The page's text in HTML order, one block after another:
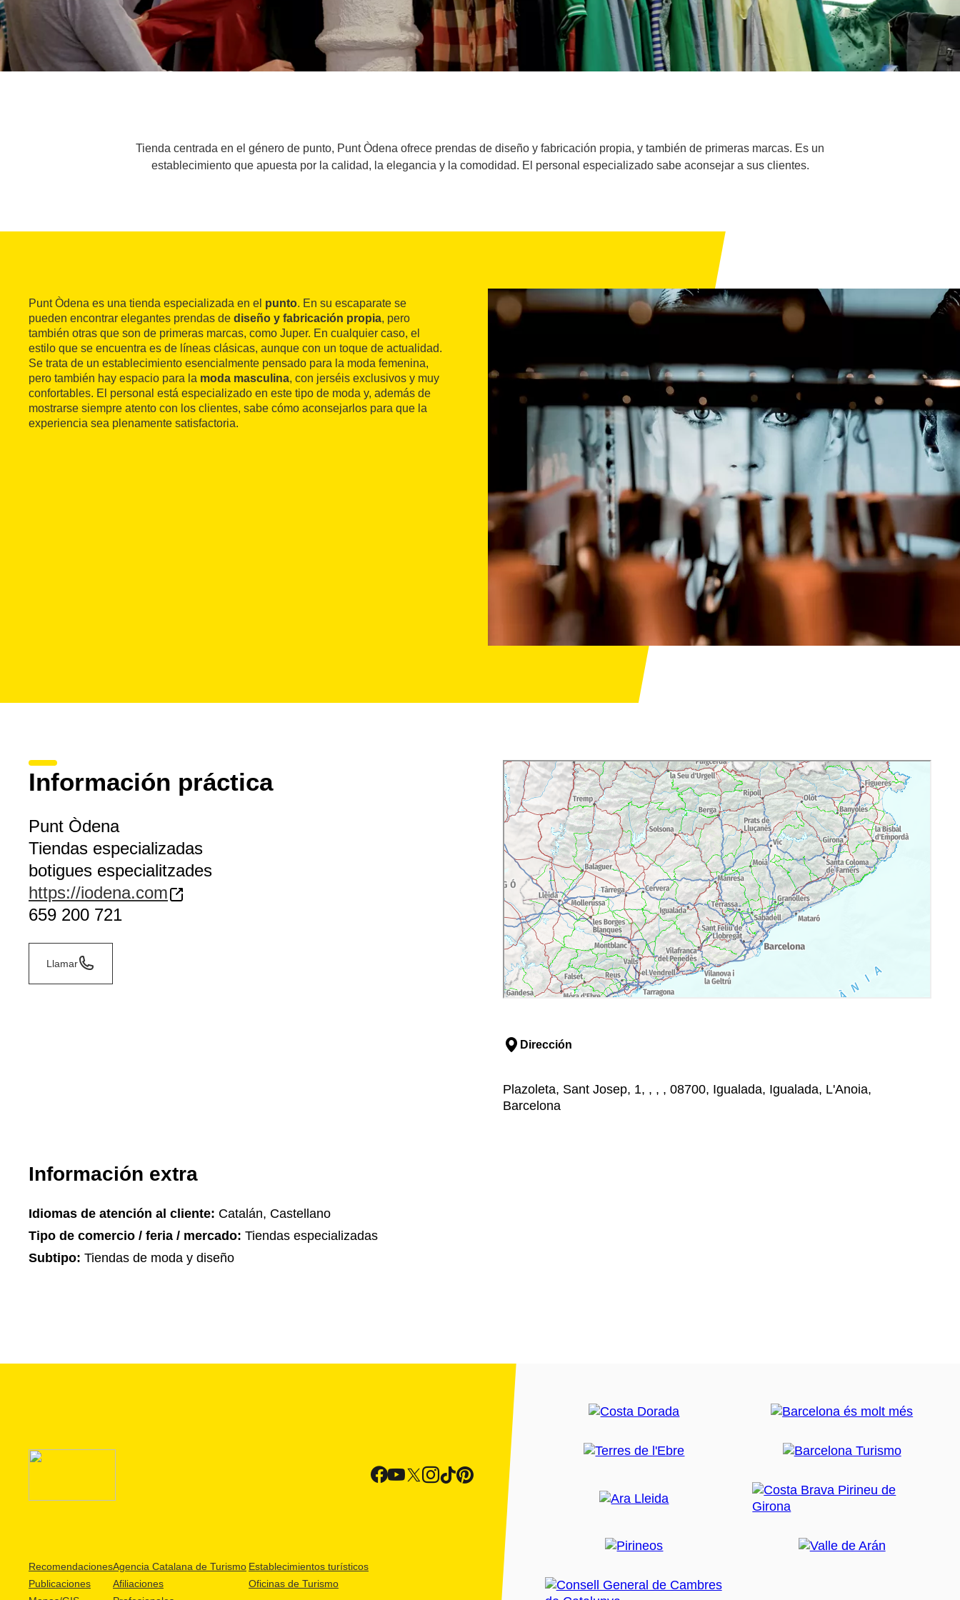
Tienda centrada en el género de punto, Punt Òdena ofrece prendas de diseño y fabricación propia, y también de primeras marcas. Es un
establecimiento que apuesta por la calidad, la elegancia y la comodidad. El personal especializado sabe aconsejar a sus clientes.
Punt Òdena es una tienda especializada en el punto. En su escaparate se
pueden encontrar elegantes prendas de diseño y fabricación propia, pero
también otras que son de primeras marcas, como Juper. En cualquier caso, el
estilo que se encuentra es de líneas clásicas, aunque con un toque de actualidad.
Se trata de un establecimiento esencialmente pensado para la moda femenina,
pero también hay espacio para la moda masculina, con jerséis exclusivos y muy
confortables. El personal está especializado en este tipo de moda y, además de
mostrarse siempre atento con los clientes, sabe cómo aconsejarlos para que la
experiencia sea plenamente satisfactoria.
Información práctica
Punt Òdena
Tiendas especializadas
botigues especialitzades
https://iodena.com
659 200 721
Llamar
Dirección
Plazoleta, Sant Josep, 1, , , , 08700, Igualada, Igualada, L'Anoia,
Barcelona
Información extra
Idiomas de atención al cliente: Catalán, Castellano
Tipo de comercio / feria / mercado: Tiendas especializadas
Subtipo: Tiendas de moda y diseño
Recomendaciones
Publicaciones
Agencia Catalana de Turismo
Afiliaciones
Establecimientos turísticos
Oficinas de Turismo